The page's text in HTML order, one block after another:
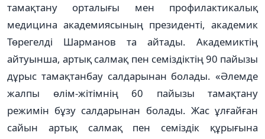
тамақтану орталығы мен профилактикалық
медицина академиясының президенті, академик
Төрегелді Шарманов та айтады. Академиктің
айтуынша, артық салмақ пен семіздіктің 90 пайызы
дұрыс тамақтанбау салдарынан болады. «Әлемде
жалпы өлім-жітімнің 60 пайызы тамақтану
режимін бұзу салдарынан болады. Жас ұлғайған
сайын артық салмақ пен семіздік құрығына